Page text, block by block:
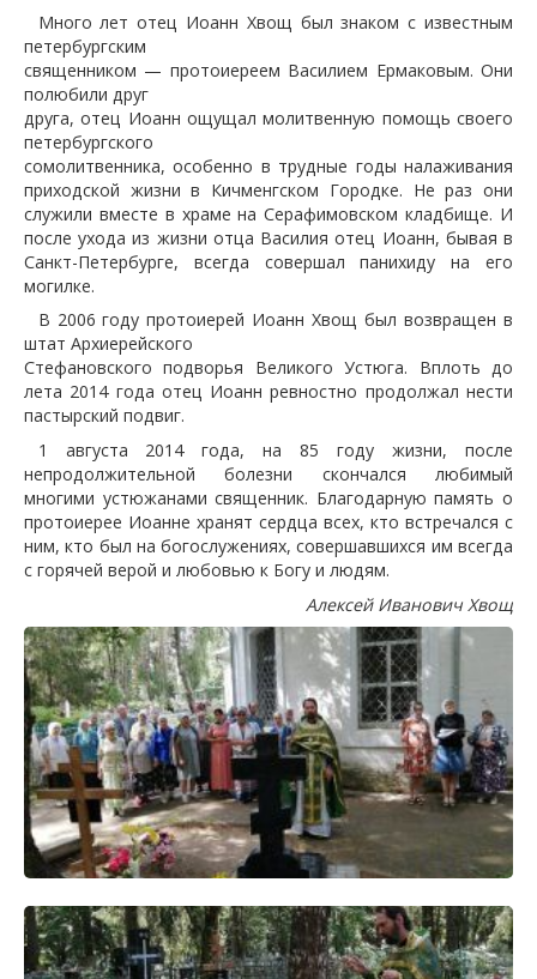
Много лет отец Иоанн Хвощ был знаком с известным
петербургским
священником — протоиереем Василием Ермаковым. Они
полюбили друг
друга, отец Иоанн ощущал молитвенную помощь своего
петербургского
сомолитвенника, особенно в трудные годы налаживания
приходской жизни в Кичменгском Городке. Не раз они
служили вместе в храме на Серафимовском кладбище. И
после ухода из жизни отца Василия отец Иоанн, бывая в
Санкт-Петербурге, всегда совершал панихиду на его
могилке.
В 2006 году протоиерей Иоанн Хвощ был возвращен в
штат Архиерейского
Стефановского подворья Великого Устюга. Вплоть до
лета 2014 года отец Иоанн ревностно продолжал нести
пастырский подвиг.
1 августа 2014 года, на 85 году жизни, после
непродолжительной болезни скончался любимый
многими устюжанами священник. Благодарную память о
протоиерее Иоанне хранят сердца всех, кто встречался с
ним, кто был на богослужениях, совершавшихся им всегда
с горячей верой и любовью к Богу и людям.
Алексей Иванович Хвощ